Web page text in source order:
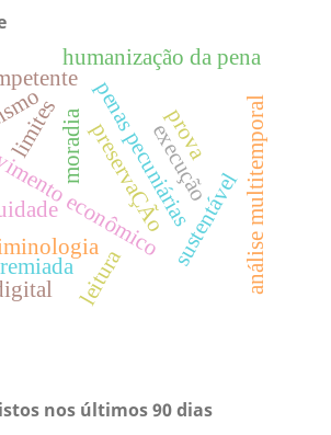
penas pecuniárias
preservaÇÃo
econômicosustentável
leitura
humanização da pena
moradia execução
limites análise multitemporal
prova
nos últimos 90 dias